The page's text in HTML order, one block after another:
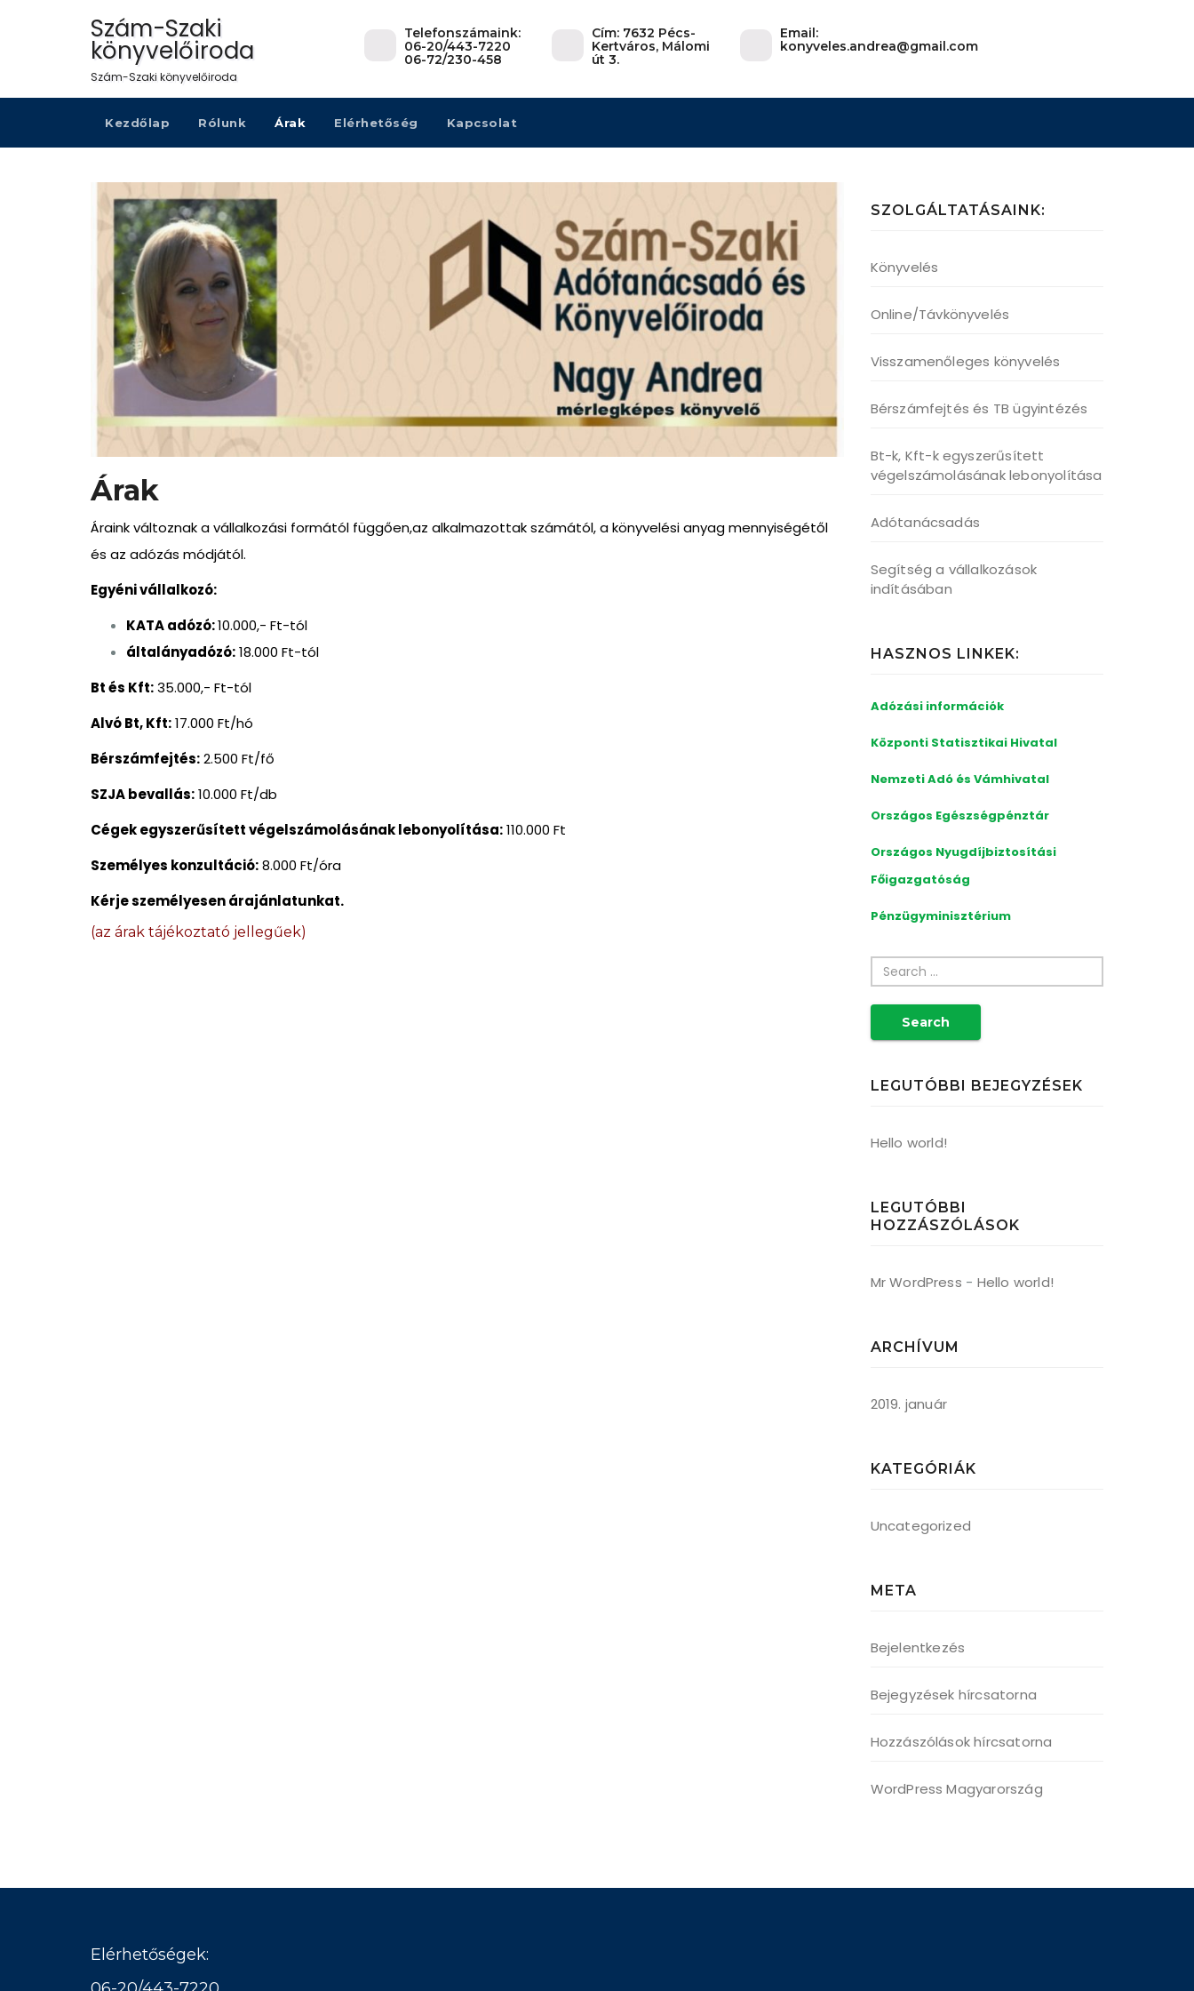
Szám-Szaki
könyvelőiroda
Szám-Szaki könyvelőiroda
Telefonszámaink:
06-20/443-7220
06-72/230-458
Cím: 7632 Pécs-
Kertváros, Málomi
út 3.
Email:
konyveles.andrea@gmail.com
Kezdőlap Rólunk Árak Elérhetőség Kapcsolat
Árak
Áraink változnak a vállalkozási formától függően,az alkalmazottak számától, a könyvelési anyag mennyiségétől
és az adózás módjától.
Egyéni vállalkozó:
KATA adózó:10.000,- Ft-tól
általányadózó:18.000 Ft-tól
Bt és Kft:35.000,- Ft-tól
Alvó Bt, Kft:17.000 Ft/hó
Bérszámfejtés:2.500 Ft/fő
SZJA bevallás:10.000 Ft/db
Cégek egyszerűsített végelszámolásának lebonyolítása:110.000 Ft
Személyes konzultáció:8.000 Ft/óra
Kérje személyesen árajánlatunkat.
(az árak tájékoztató jellegűek)
SZOLGÁLTATÁSAINK:
Könyvelés
Online/Távkönyvelés
Visszamenőleges könyvelés
Bérszámfejtés és TB ügyintézés
Bt-k, Kft-k egyszerűsített
végelszámolásának lebonyolítása
Adótanácsadás
Segítség a vállalkozások
indításában
HASZNOS LINKEK:
Adózási információk
Központi Statisztikai Hivatal
Nemzeti Adó és Vámhivatal
Országos Egészségpénztár
Országos Nyugdíjbiztosítási
Főigazgatóság
Pénzügyminisztérium
Search
LEGUTÓBBI BEJEGYZÉSEK
Hello world!
LEGUTÓBBI
HOZZÁSZÓLÁSOK
Mr WordPress - Hello world!
ARCHÍVUM
2019. január
KATEGÓRIÁK
Uncategorized
META
Bejelentkezés
Bejegyzések hírcsatorna
Hozzászólások hírcsatorna
WordPress Magyarország
Elérhetőségek: